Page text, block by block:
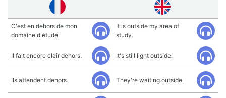
C'est en dehors de mon
domaine d'étude.
It is outside my area of
study.
Il fait encore clair dehors. It's still light outside.
Ils attendent dehors. They're waiting outside.